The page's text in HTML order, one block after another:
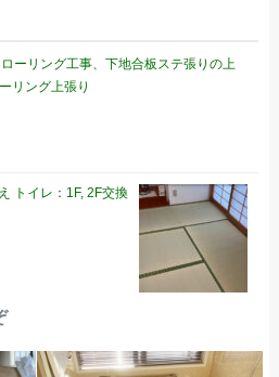
ーリング工事、下地合板ステ張りの上
リング上張り
トイレ：1F, 2F交換